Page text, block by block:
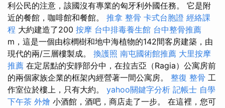
利公民的注意，該國沒有專業的匈牙利外國任務。 它是附
近的餐館，咖啡館和餐館。 推拿 整骨 卡式台胞證 經絡課
程 大約建造了200 按摩 台中排毒養生館 台中整骨推薦
m，這是一個由棕櫚樹和地中海植物的142間客房建築，由
現代的兩/三層樓製成。 換護照 南屯國術館推薦 大里按摩
推薦 在定居點​​的安靜部分中，在拉吉亞（Ragia）公寓房前
的兩個家族企業的框架內經營著一間公寓房。 整復 整骨 工
作室位於樓上，只有大約。 yahoo關鍵字分析 記帳士 自學
下午茶 外燴 小酒館，酒吧，商店走了一步。 在這裡，您可